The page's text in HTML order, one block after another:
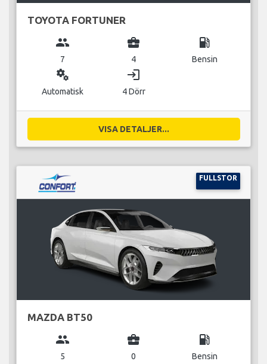
TOYOTA FORTUNER
group
7
business_center
4
local_gas_station
Bensin
miscellaneous_services
Automatisk
login
4 Dörr
VISA DETALJER...
FULLSTOR
MAZDA BT50
group
5
business_center
0
local_gas_station
Bensin